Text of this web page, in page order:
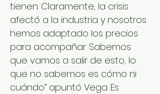
tienen. Claramente, la crisis
afectó a la industria y nosotros
hemos adaptado los precios
para acompañar. Sabemos
que vamos a salir de esto, lo
que no sabemos es cómo ni
cuándo” apuntó Vega. Es